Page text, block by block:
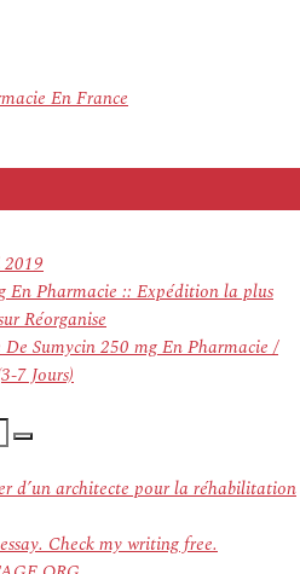
En France
En Pharmacie :: Expédition la plus
Réorganise
Sumycin 250 mg En Pharmacie /
7 Jours)
Recherche
d’un architecte pour la réhabilitation
Check my writing free.